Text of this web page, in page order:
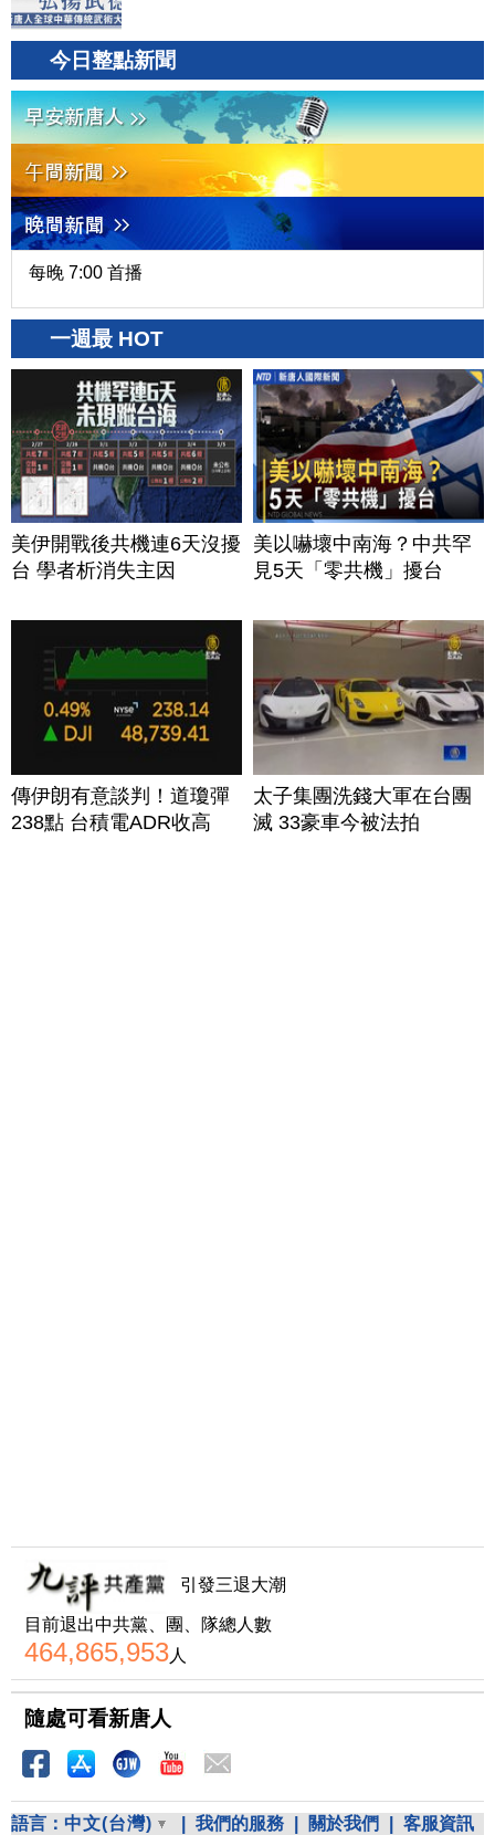
今日整點新聞
每晚 7:00 首播
一週最 HOT
美伊開戰後共機連6天沒擾
台 學者析消失主因
美以嚇壞中南海？中共罕
見5天「零共機」擾台
傳伊朗有意談判！道瓊彈
238點 台積電ADR收高
太子集團洗錢大軍在台團
滅 33豪車今被法拍
引發三退大潮
目前退出中共黨、團、隊總人數
464,865,953人
隨處可看新唐人
語言： 中文(台灣) 我們的服務 關於我們 客服資訊